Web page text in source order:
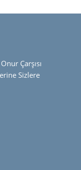
Çarşısı
Sizlere